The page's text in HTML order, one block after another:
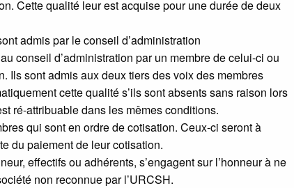
Cette qualité leur est acquise pour une durée de deux
admis par le conseil d’administration
conseil d’administration par un membre de celui-ci ou
Ils sont admis aux deux tiers des voix des membres
cette qualité s’ils sont absents sans raison lors
ré-attribuable dans les mêmes conditions.
qui sont en ordre de cotisation. Ceux-ci seront à
du paiement de leur cotisation.
effectifs ou adhérents, s’engagent sur l’honneur à ne
non reconnue par l’URCSH.